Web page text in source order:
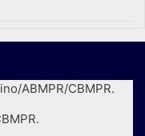
ABMPR/CBMPR.